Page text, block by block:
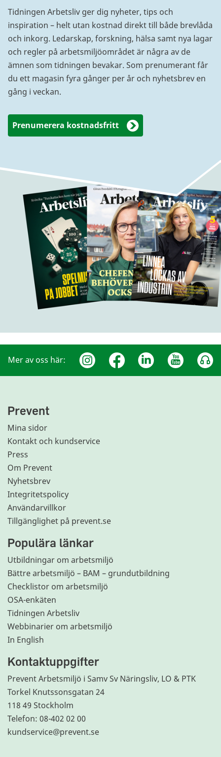
Tidningen Arbetsliv ger dig nyheter, tips och
inspiration – helt utan kostnad direkt till både brevlåda
och inkorg. Ledarskap, forskning, hälsa samt nya lagar
och regler på arbetsmiljöområdet är några av de
ämnen som tidningen bevakar. Som prenumerant får
du ett magasin fyra gånger per år och nyhetsbrev en
gång i veckan.
Prenumerera kostnadsfritt
Mer av oss här:
Prevent
Mina sidor
Kontakt och kundservice
Press
Om Prevent
Nyhetsbrev
Integritetspolicy
Användarvillkor
Tillgänglighet på prevent.se
Populära länkar
Utbildningar om arbetsmiljö
Bättre arbetsmiljö – BAM – grundutbildning
Checklistor om arbetsmiljö
OSA-enkäten
Tidningen Arbetsliv
Webbinarier om arbetsmiljö
In English
Kontaktuppgifter
Prevent Arbetsmiljö i Samv Sv Näringsliv, LO & PTK
Torkel Knutssonsgatan 24
118 49 Stockholm
Telefon: 08-402 02 00
kundservice@prevent.se